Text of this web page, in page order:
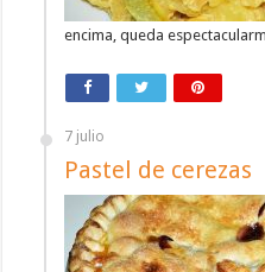
encima, queda
7 julio
Pastel de cerezas